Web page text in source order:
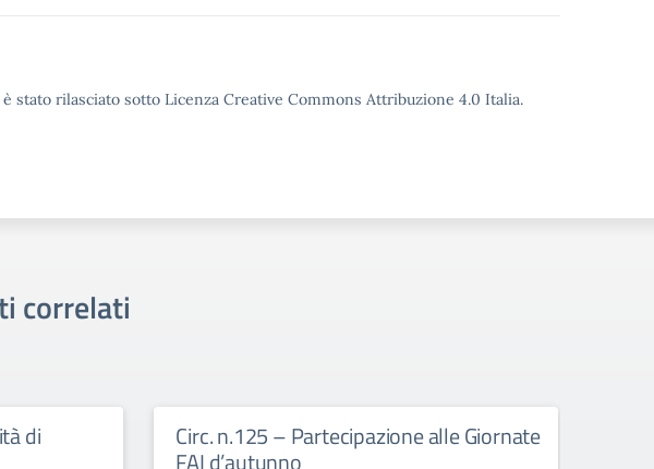
stato rilasciato sotto Licenza Creative Commons Attribuzione 4.0 Italia.
correlati
di Circ. n.125 – Partecipazione alle Giornate
FAI d’autunno